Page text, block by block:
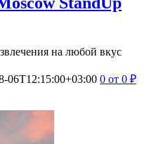
на любой вкус
06T12:15:00+03:00 0 от 0 ₽